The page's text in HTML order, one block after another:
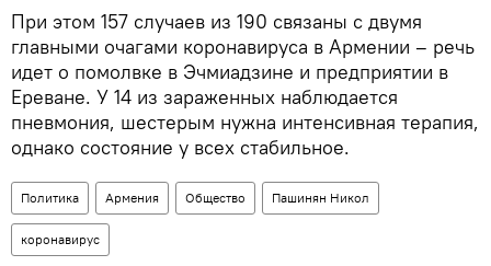
При этом 157 случаев из 190 связаны с двумя
главными очагами коронавируса в Армении – речь
идет о помолвке в Эчмиадзине и предприятии в
Ереване. У 14 из зараженных наблюдается
пневмония, шестерым нужна интенсивная терапия,
однако состояние у всех стабильное.
Политика Армения Общество Пашинян Никол
коронавирус